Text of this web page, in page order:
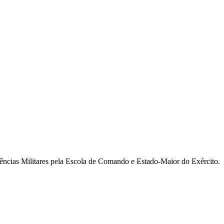
Militares pela Escola de Comando e Estado-Maior do Exército.